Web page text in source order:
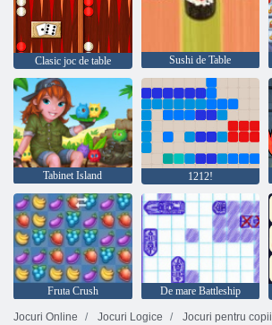
Clasic joc de table Sushi de Table
Tabinet Island 1212!
Fruta Crush De mare Battleship
Jocuri Online
Jocuri Logice Jocuri pentru copii